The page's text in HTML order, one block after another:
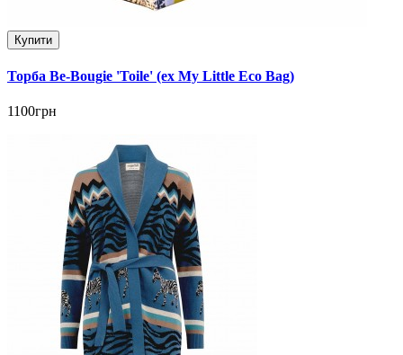
Купити
Торба Be-Bougie 'Toile' (ex My Little Eco Bag)
1100грн